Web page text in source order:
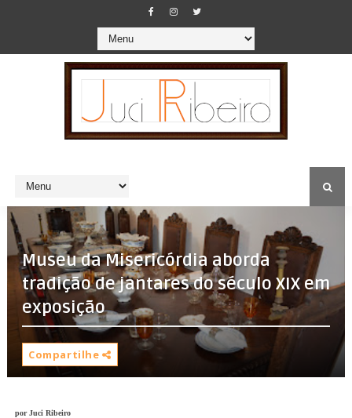
Museu da Misericórdia aborda
tradição de jantares do século XIX em
exposição‏
Compartilhe
por Juci Ribeiro